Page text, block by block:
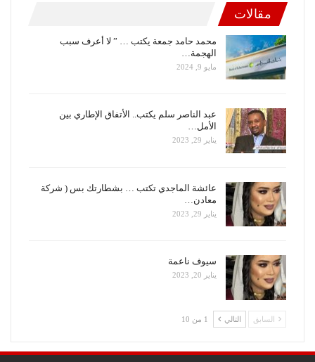
مقالات
محمد حامد جمعة يكتب … ” لا أعرف سبب
الهجمة…
مايو 9, 2024
عبد الناصر سلم يكتب.. الأتفاق الإطاري بين
الأمل…
يناير 29, 2023
عائشة الماجدي تكتب … بشطارتك بس ( شركة
معادن…
يناير 29, 2023
سيوف ناعمة
يناير 20, 2023
السابق التالي 1 من 10